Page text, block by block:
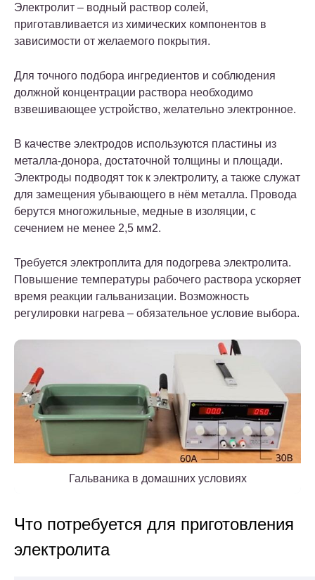
Электролит – водный раствор солей,
приготавливается из химических компонентов в
зависимости от желаемого покрытия.
Для точного подбора ингредиентов и соблюдения
должной концентрации раствора необходимо
взвешивающее устройство, желательно электронное.
В качестве электродов используются пластины из
металла-донора, достаточной толщины и площади.
Электроды подводят ток к электролиту, а также служат
для замещения убывающего в нём металла. Провода
берутся многожильные, медные в изоляции, с
сечением не менее 2,5 мм2.
Требуется электроплита для подогрева электролита.
Повышение температуры рабочего раствора ускоряет
время реакции гальванизации. Возможность
регулировки нагрева – обязательное условие выбора.
Гальваника в домашних условиях
Что потребуется для приготовления
электролита